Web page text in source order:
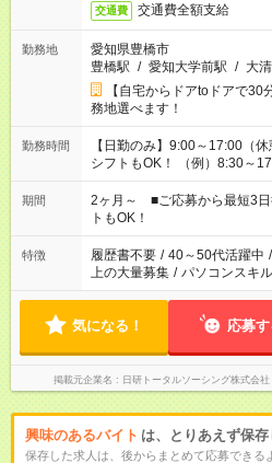
交通費 交通費全額支給
勤務地
愛知県豊橋市
豊橋駅 / 愛知大学前駅 / 大
【自宅からドアtoドアで
務地選べます！
勤務時間
【日勤のみ】9:00～17:00（休憩60分） ■ご希望
シフトもOK！ （例）8:30
「家族とお休みを合わせたい
など、あなたのご希望に沿った
ーク希望の方へ 今ご覧のお仕
のお仕事の勤務時間。 合計で
ません
期間
2ヶ月～ ■ご応募から最短3
トもOK！
特徴 履歴書不要 / 40～50代活躍中 /
上の大量募集 / パソコンスキ
気になる！ 応募す
掲載元企業名 日研トータルソーシング株式会
興味のあるバイト は、とりあえず保存
保存した求人は、後からまとめて応募できる